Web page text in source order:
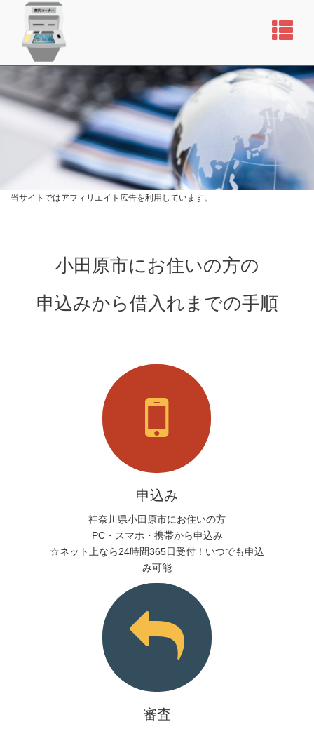
当サイトではアフィリエイト広告を利用しています。
小田原市にお住いの方の
申込みから借入れまでの手順
申込み
神奈川県小田原市にお住いの方
PC・スマホ・携帯から申込み
☆ネット上なら24時間365日受付！いつでも申込
み可能
審査